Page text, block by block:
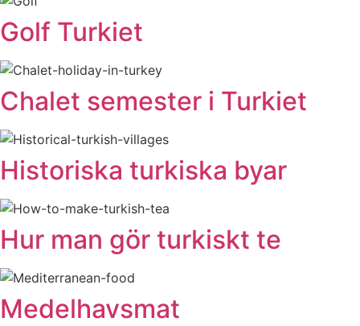
Golf Turkiet
Chalet semester i Turkiet
Historiska turkiska byar
Hur man gör turkiskt te
Medelhavsmat